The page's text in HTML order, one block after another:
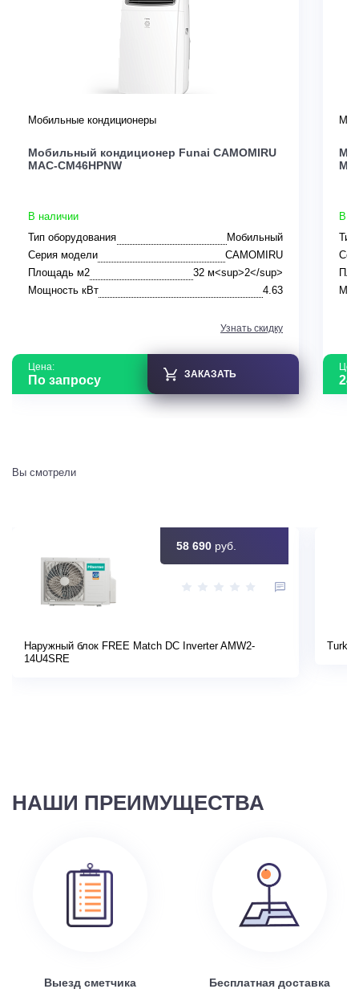
Мобильные кондиционеры
Мобильный кондиционер Funai CAMOMIRU
MAC-CM46HPNW
В наличии
Тип оборудования
Мобильный
Серия модели
CAMOMIRU
Площадь м2
32 м<sup>2</sup>
Мощность кВт
4.63
Узнать скидку
Цена:
По запросу ЗАКАЗАТЬ
В
Тип
24
Вы смотрели
58 690 руб.
Наружный блок FREE Match DC Inverter AMW2-
14U4SRE
НАШИ ПРЕИМУЩЕСТВА
Выезд сметчика Бесплатная доставка